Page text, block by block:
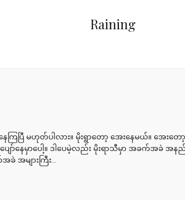
Raining
ာ်နေကြပြီ မဟုတ်ပါလား။ မိုးရွာတော့ အေးနေမယ်။ အေးတ
ာ်နေမှာပေါ့။ ဒါပေမဲ့လည်း မိုးရာသီမှာ အခက်အခဲ အနည်
အများကြီး...